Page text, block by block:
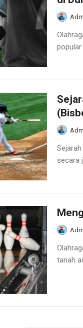
popular
secara
tanah